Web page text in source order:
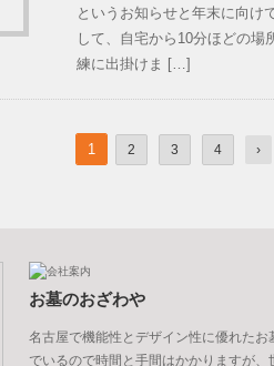
というお知らせと年末に向け
して、自宅から10分ほどの場
練に出掛けま […]
1 2 3 4 ›
お墓のおざわや
名古屋で機能性とデザイン性に優れた
でいるので時間と手間はかかりますが